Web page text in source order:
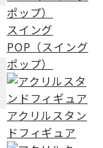
スイング
POP（スイング
ポップ）
アクリルスタン
ドフィギュア